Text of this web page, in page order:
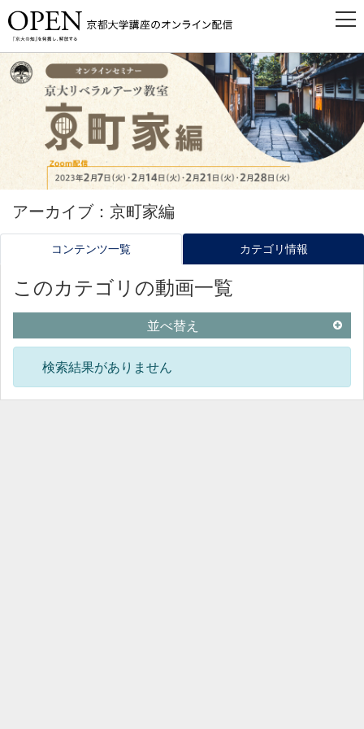
アーカイブ：京町家編
コンテンツ一覧 カテゴリ情報
このカテゴリの動画一覧
並べ替え
検索結果がありません